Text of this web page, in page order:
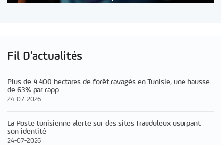
Fil D'actualités
Plus de 4 400 hectares de forêt ravagés en Tunisie, une hausse
de 63% par rapp
24-07-2026
La Poste tunisienne alerte sur des sites frauduleux usurpant
son identité
24-07-2026